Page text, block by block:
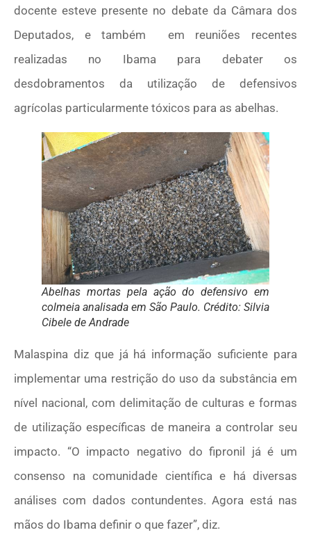
docente esteve presente no debate da Câmara dos
Deputados, e também em reuniões recentes
realizadas no Ibama para debater os
desdobramentos da utilização de defensivos
agrícolas particularmente tóxicos para as abelhas.
Abelhas mortas pela ação do defensivo em
colmeia analisada em São Paulo. Crédito: Silvia
Cibele de Andrade
Malaspina diz que já há informação suficiente para
implementar uma restrição do uso da substância em
nível nacional, com delimitação de culturas e formas
de utilização específicas de maneira a controlar seu
impacto. “O impacto negativo do fipronil já é um
consenso na comunidade científica e há diversas
análises com dados contundentes. Agora está nas
mãos do Ibama definir o que fazer”, diz.